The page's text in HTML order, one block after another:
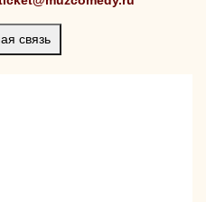
связь